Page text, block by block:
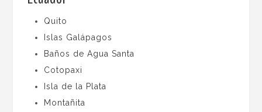
Quito
Islas Galápagos
Baños de Agua Santa
Cotopaxi
Isla de la Plata
Montañita